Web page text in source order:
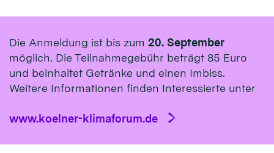
Die Anmeldung ist bis zum 20. September
möglich. Die Teilnahmegebühr beträgt 85 Euro
und beinhaltet Getränke und einen Imbiss.
Weitere Informationen finden Interessierte unter
www.koelner-klimaforum.de